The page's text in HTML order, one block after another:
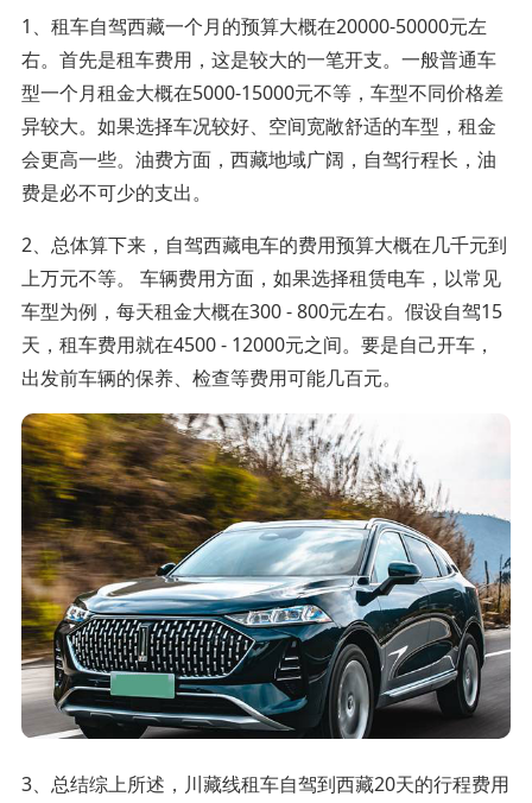
1、租车自驾西藏一个月的预算大概在20000-50000元左
右。首先是租车费用，这是较大的一笔开支。一般普通车
型一个月租金大概在5000-15000元不等，车型不同价格差
异较大。如果选择车况较好、空间宽敞舒适的车型，租金
会更高一些。油费方面，西藏地域广阔，自驾行程长，油
费是必不可少的支出。
2、总体算下来，自驾西藏电车的费用预算大概在几千元到
上万元不等。 车辆费用方面，如果选择租赁电车，以常见
车型为例，每天租金大概在300 - 800元左右。假设自驾15
天，租车费用就在4500 - 12000元之间。要是自己开车，
出发前车辆的保养、检查等费用可能几百元。
3、总结综上所述，川藏线租车自驾到西藏20天的行程费用